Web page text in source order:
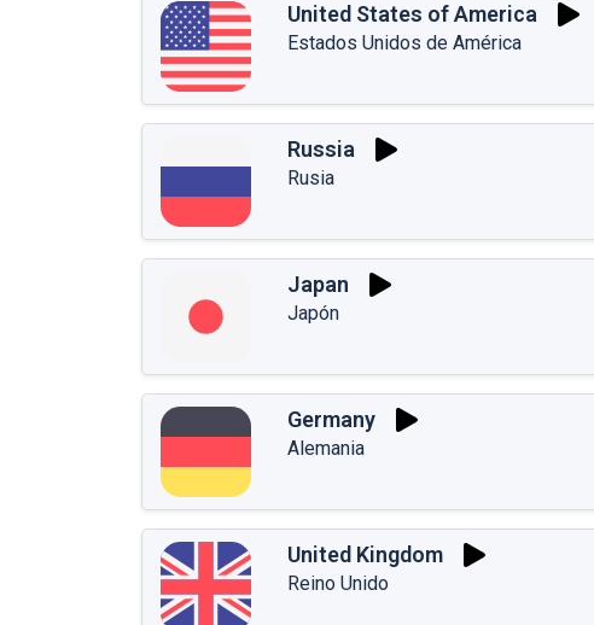
United States of America
Estados Unidos de América
Russia
Rusia
Japan
Japón
Germany
Alemania
United Kingdom
Reino Unido